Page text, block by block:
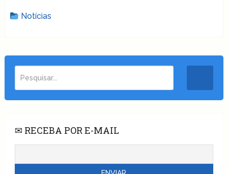
Notícias
✉ RECEBA POR E-MAIL